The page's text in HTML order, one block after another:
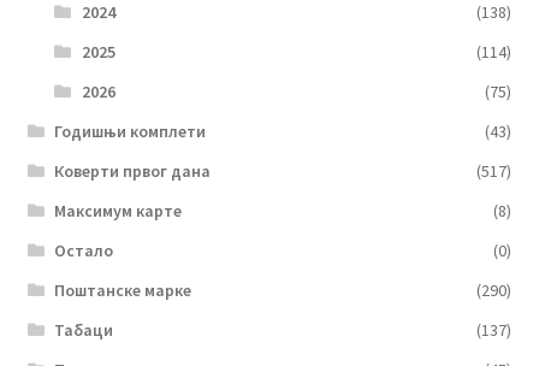
2024
(138)
2025
(114)
2026
(75)
Годишњи комплети
(43)
Коверти првог дана
(517)
Максимум карте
(8)
Остало
(0)
Поштанске марке
(290)
Табаци
(137)